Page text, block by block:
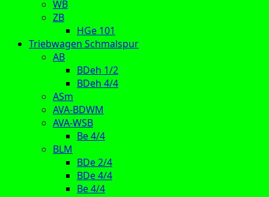
WB
ZB
HGe 101
Triebwagen Schmalspur
AB
BDeh 1/2
BDeh 4/4
ASm
AVA-BDWM
AVA-WSB
Be 4/4
BLM
BDe 2/4
BDe 4/4
Be 4/4